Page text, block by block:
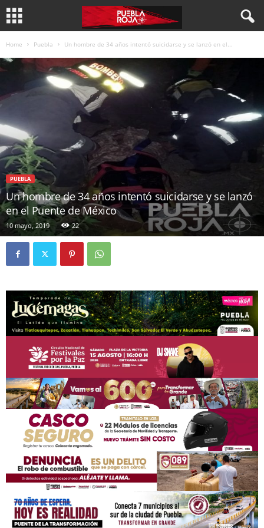
Home Puebla Un hombre de 34 años intentó suicidarse y se lanzó en el...
PUEBLA
Un hombre de 34 años intentó suicidarse y se lanzó
en el Puente de México
10 mayo, 2019 22